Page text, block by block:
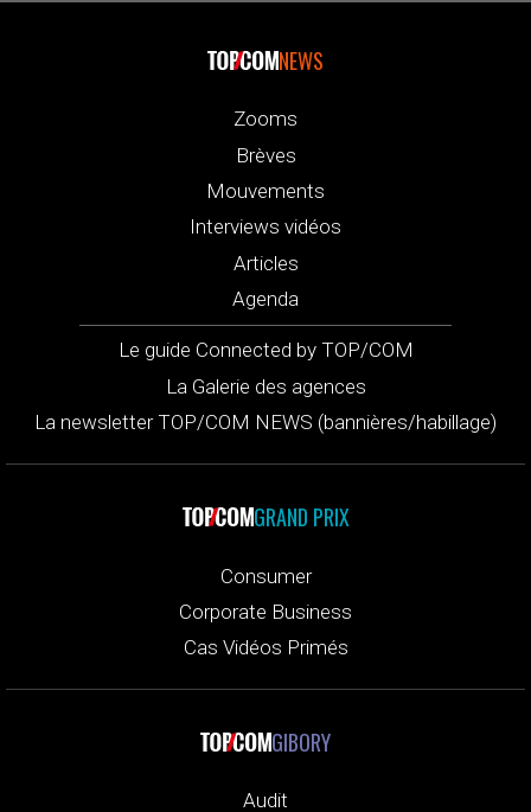
NEWS
Zooms
Brèves
Mouvements
Interviews vidéos
Articles
Agenda
Le guide Connected by TOP/COM
La Galerie des agences
La newsletter TOP/COM NEWS (bannières/habillage)
GRAND PRIX
Consumer
Corporate Business
Cas Vidéos Primés
GIBORY
Audit